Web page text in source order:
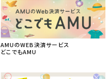
AMUのWEB決済サービス
どこでもAMU